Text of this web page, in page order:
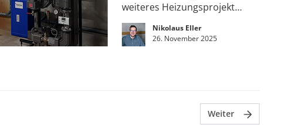
weiteres Heizungsprojekt…
Nikolaus Eller
26. November 2025
Weiter